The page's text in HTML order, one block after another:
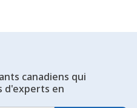
à déployer leur offre à
nouveaux marchés.
canadiens qui
d'experts en